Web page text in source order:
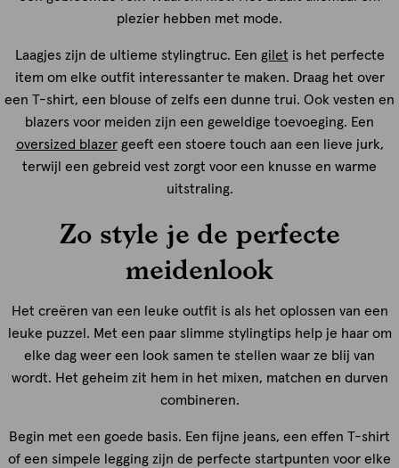
plezier hebben met mode.
Laagjes zijn de ultieme stylingtruc. Een gilet is het perfecte
item om elke outfit interessanter te maken. Draag het over
een T-shirt, een blouse of zelfs een dunne trui. Ook vesten en
blazers voor meiden zijn een geweldige toevoeging. Een
oversized blazergeeft een stoere touch aan een lieve jurk,
terwijl een gebreid vest zorgt voor een knusse en warme
uitstraling.
Zo style je de perfecte
meidenlook
Het creëren van een leuke outfit is als het oplossen van een
leuke puzzel. Met een paar slimme stylingtips help je haar om
elke dag weer een look samen te stellen waar ze blij van
wordt. Het geheim zit hem in het mixen, matchen en durven
combineren.
Begin met een goede basis. Een fijne jeans, een effen T-shirt
of een simpele legging zijn de perfecte startpunten voor elke